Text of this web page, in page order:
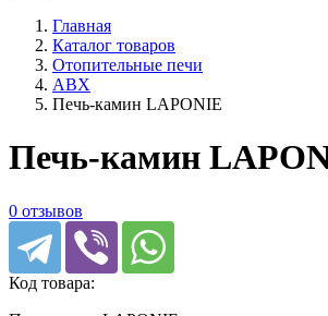
Главная
Каталог товаров
Отопительные печи
ABX
Печь-камин LAPONIE
Печь-камин
0 отзывов
Код товара: